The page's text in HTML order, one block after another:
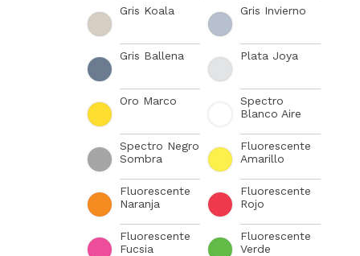
Gris Koala Gris Invierno
Gris Ballena Plata Joya
Oro Marco
Spectro
Blanco Aire
Spectro Negro
Sombra
Fluorescente
Amarillo
Fluorescente
Naranja
Fluorescente
Rojo
Fluorescente
Fucsia
Fluorescente
Verde